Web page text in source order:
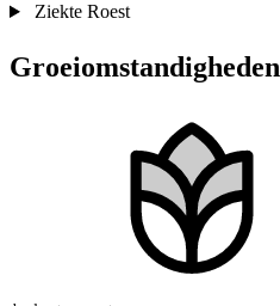
Ziekte Roest
Groeiomstandigheden